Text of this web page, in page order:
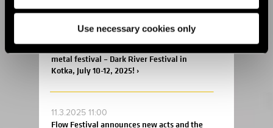
Use necessary cookies only
27.3.2025 10:00
Finland’s most authentic and personal
metal festival – Dark River Festival in
Kotka, July 10-12, 2025! ›
11.3.2025 11:00
Flow Festival announces new acts and the